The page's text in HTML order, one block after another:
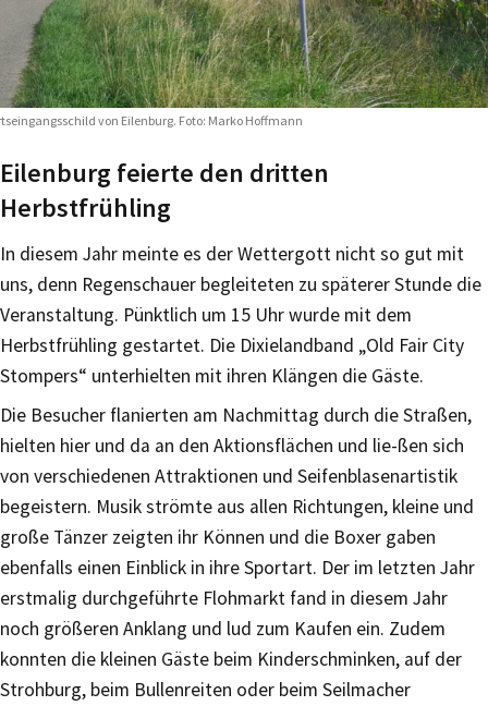
von Eilenburg. Foto: Marko Hoffmann
Eilenburg feierte den dritten
Herbstfrühling
In diesem Jahr meinte es der Wettergott nicht so gut mit
uns, denn Regenschauer begleiteten zu späterer Stunde die
Veranstaltung. Pünktlich um 15 Uhr wurde mit dem
Herbstfrühling gestartet. Die Dixielandband „Old Fair City
Stompers“ unterhielten mit ihren Klängen die Gäste.
Die Besucher flanierten am Nachmittag durch die Straßen,
hielten hier und da an den Aktionsflächen und lie-ßen sich
von verschiedenen Attraktionen und Seifenblasenartistik
begeistern. Musik strömte aus allen Richtungen, kleine und
große Tänzer zeigten ihr Können und die Boxer gaben
ebenfalls einen Einblick in ihre Sportart. Der im letzten Jahr
erstmalig durchgeführte Flohmarkt fand in diesem Jahr
noch größeren Anklang und lud zum Kaufen ein. Zudem
konnten die kleinen Gäste beim Kinderschminken, auf der
Strohburg, beim Bullenreiten oder beim Seilmacher